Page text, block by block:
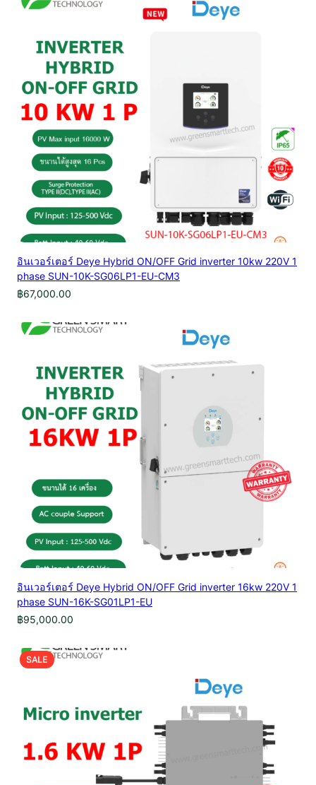
อินเวอร์เตอร์ Deye Hybrid ON/OFF Grid inverter 10kw 220V 1
phase SUN-10K-SG06LP1-EU-CM3
฿67,000.00
อินเวอร์เตอร์ Deye Hybrid ON/OFF Grid inverter 16kw 220V 1
phase SUN-16K-SG01LP1-EU
฿95,000.00
SALEPRODUCT
ON